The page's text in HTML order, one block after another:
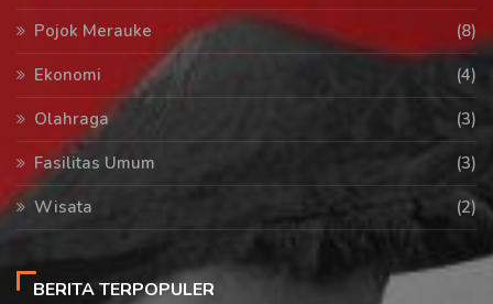
Pojok Merauke
(8)
Ekonomi
(4)
Olahraga
(3)
Fasilitas Umum
(3)
Wisata
(2)
BERITA TERPOPULER